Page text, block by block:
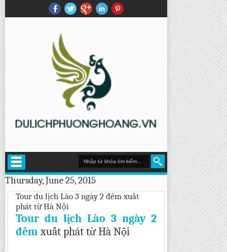
Thursday, June 25, 2015
Tour du lịch Lào 3 ngày 2 đêm xuất
phát từ Hà Nội
Tour du lịch Lào 3 ngày 2
đêmxuất phát từ Hà Nội